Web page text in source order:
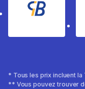
* Tous les prix incluent
** Vous pouvez trouver